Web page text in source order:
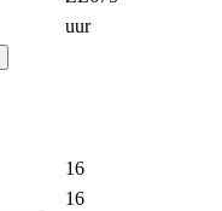
uur
16
16